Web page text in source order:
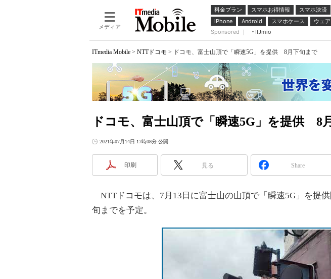
メディア
料金プラン スマホお得情報 スマホ決済
iPhone
Android スマホケース ウェ
Sponsored ｜
IIJmio
ITmedia Mobile > NTTドコモ > ドコモ、富士山頂で「瞬速5G」を提供 8月下旬まで
ドコモ、富士山頂で「瞬速5G」を提供 8
2021年07月14日 17時08分 公開
印刷 見る Share
NTTドコモは、7月13日に富士山の山頂で「瞬速5G」を提
旬までを予定。